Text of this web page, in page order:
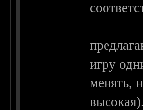
игру
менять,